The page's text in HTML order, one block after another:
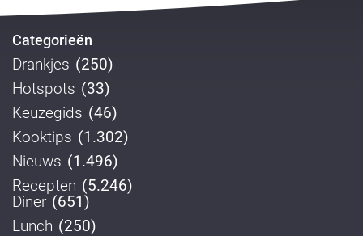
Categorieën
Drankjes (250)
Hotspots (33)
Keuzegids (46)
Kooktips (1.302)
Nieuws (1.496)
Recepten (5.246)
Diner (651)
Lunch (250)